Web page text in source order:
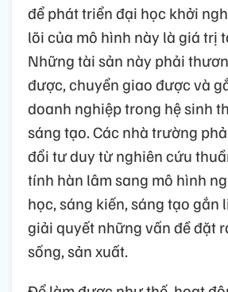
để phát triển đại học khởi
lõi của mô hình này là giá trị
Những tài sản này phải
được, chuyển giao được và
doanh nghiệp trong hệ sinh
sáng tạo. Các nhà trường
đổi tư duy từ nghiên cứu
tính hàn lâm sang mô hình
học, sáng kiến, sáng tạo gắn
giải quyết những vấn đề đặt
sống, sản xuất.